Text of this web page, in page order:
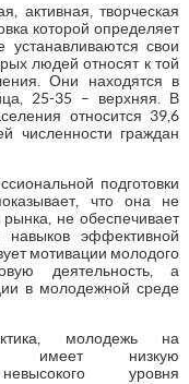
активная, творческая
которой определяет
устанавливаются свои
людей относят к той
Они находятся в
25-35 – верхняя. В
относится 39,6
численности граждан
подготовки
что она не
рынка, не обеспечивает
эффективной
мотивации молодого
деятельность, а
в молодежной среде
молодежь на
имеет низкую
уровня